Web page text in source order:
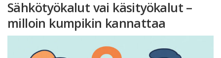
Sähkötyökalut vai käsityökalut –
milloin kumpikin kannattaa